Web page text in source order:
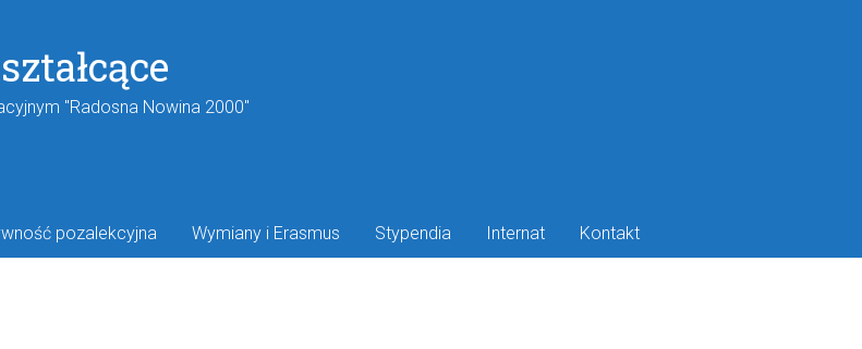
"Radosna Nowina 2000"
pozalekcyjna Wymiany i Erasmus Stypendia Internat Kontakt